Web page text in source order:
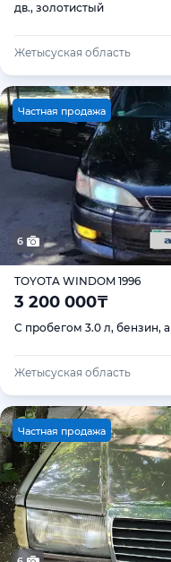
дв., золотистый
Жетысуская область
Частная продажа
6
TOYOTA WINDOM 1996
3 200 000₸
С пробегом 3.0 л, бензин,
Жетысуская область
Частная продажа